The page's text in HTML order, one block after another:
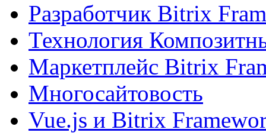
Разработчик Bitrix
Технология
Маркетплейс Bitrix
Многосайтовость
Vue.js и Bitrix